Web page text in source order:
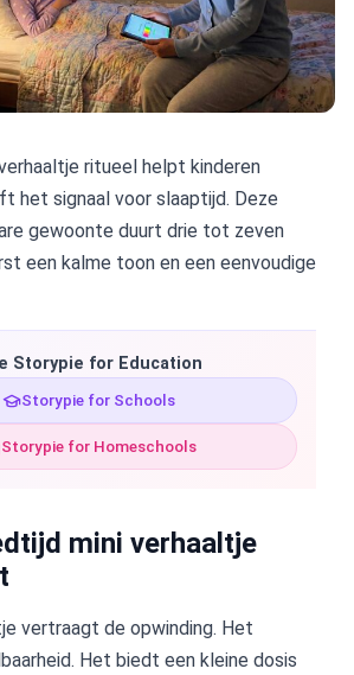
ritueel helpt kinderen
het signaal voor slaaptijd. Deze
gewoonte duurt drie tot zeven
een kalme toon en een eenvoudige
Storypie for Education
Storypie for Schools
Storypie for Homeschools
mini verhaaltje
vertraagt de opwinding. Het
Het biedt een kleine dosis